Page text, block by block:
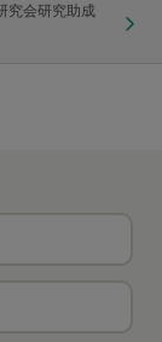
究会研究助成